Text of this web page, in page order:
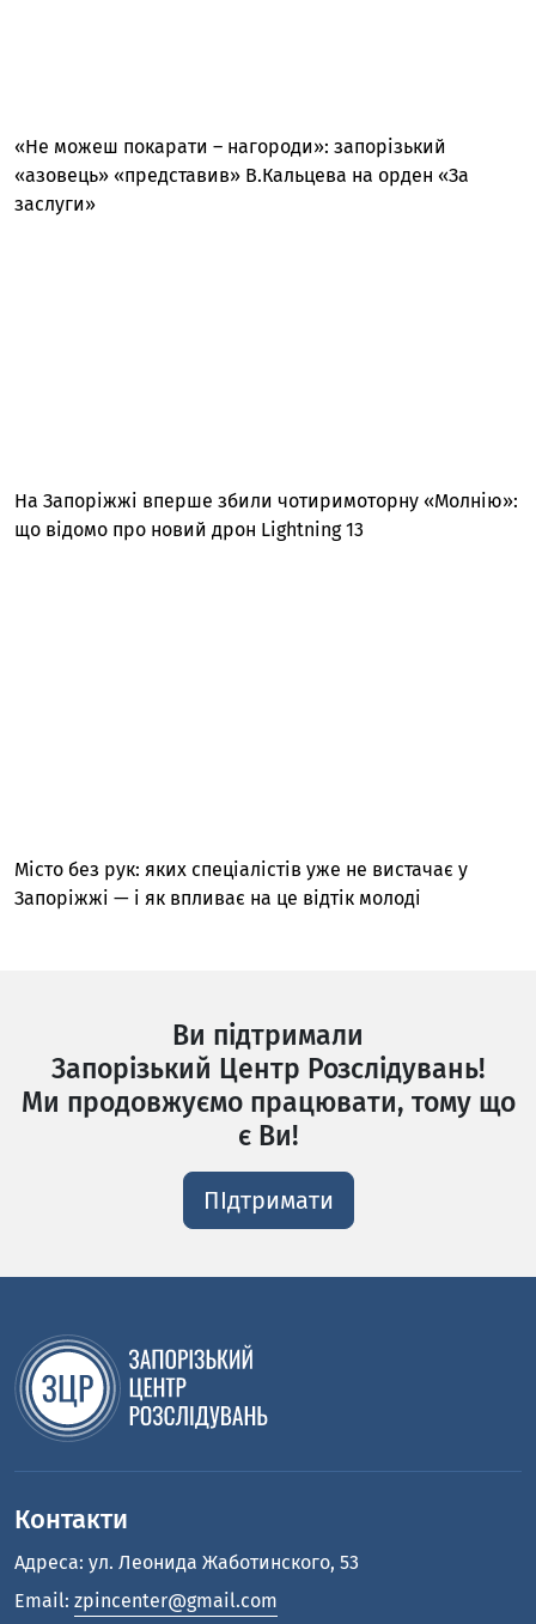
«Не можеш покарати – нагороди»: запорізький
«азовець» «представив» В.Кальцева на орден «За
заслуги»
На Запоріжжі вперше збили чотиримоторну «Молнію»:
що відомо про новий дрон Lightning 13
Місто без рук: яких спеціалістів уже не вистачає у
Запоріжжі — і як впливає на це відтік молоді
Ви підтримали
Запорізький Центр Розслідувань!
Ми продовжуємо працювати, тому що
є Ви!
ПІдтримати
Контакти
Адреса: ул. Леонида Жаботинского, 53
Email: zpincenter@gmail.com